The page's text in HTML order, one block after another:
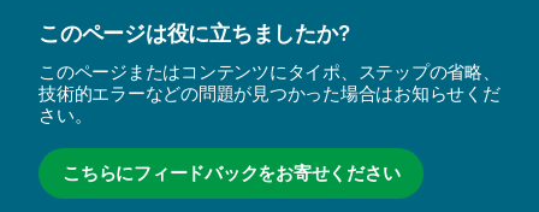
このページは役に立ちましたか?
このページまたはコンテンツにタイポ、ステップの省略、
技術的エラーなどの問題が見つかった場合はお知らせくだ
さい。
こちらにフィードバックをお寄せください